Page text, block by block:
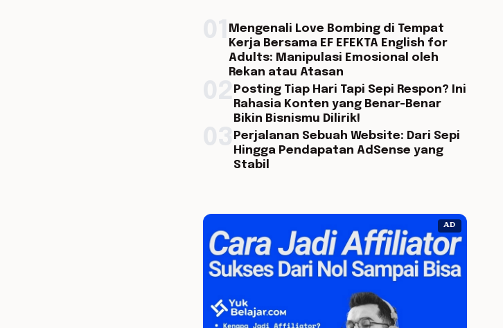
Mengenali Love Bombing di Tempat
Kerja Bersama EF EFEKTA English for
Adults: Manipulasi Emosional oleh
Rekan atau Atasan
Posting Tiap Hari Tapi Sepi Respon? Ini
Rahasia Konten yang Benar-Benar
Bikin Bisnismu Dilirik!
Perjalanan Sebuah Website: Dari Sepi
Hingga Pendapatan AdSense yang
Stabil
AD